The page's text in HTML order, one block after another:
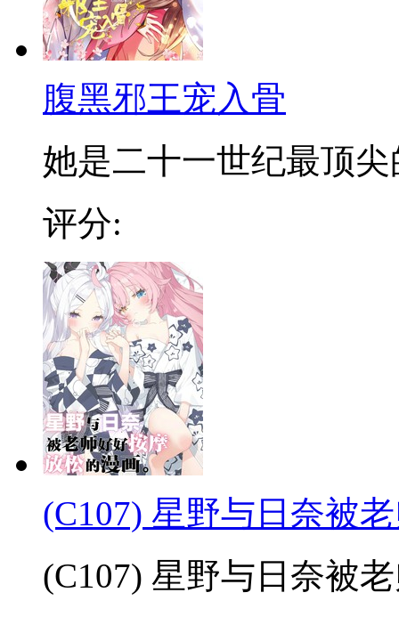
腹黑邪王宠入骨
她是二十一世纪最顶尖
评分:
(C107) 星野与日奈被
(C107) 星野与日奈被